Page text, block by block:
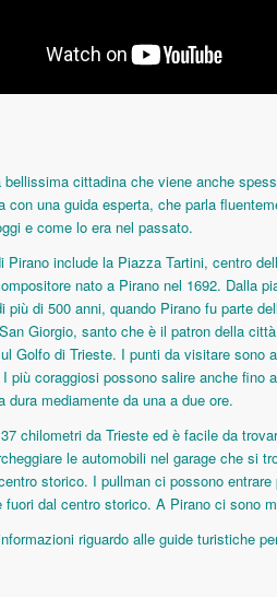
bellissima cittadina che viene anche
con una guida esperta, che parla
e come lo era nel passato.
Pirano include la Piazza Tartini, centro
nato a Pirano nel 1692. Dalla
più di 500 anni, quando Pirano fu parte
Giorgio, santo che è il patron della
Golfo di Trieste. I punti da visitare sono
più coraggiosi possono salire anche fino
dura mediamente da una a due ore.
chilometri da Trieste ed è facile da
le automobili nel garage che si
storico. I pullman ci possono
fuori dal centro storico. A Pirano ci sono
riguardo alle guide turistiche